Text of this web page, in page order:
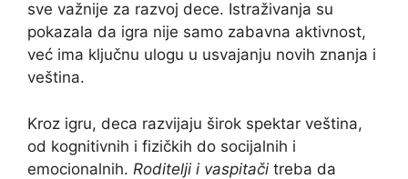
sve važnije za razvoj dece. Istraživanja su
pokazala da igra nije samo zabavna aktivnost,
već ima ključnu ulogu u usvajanju novih znanja i
veština.
Kroz igru, deca razvijaju širok spektar veština,
od kognitivnih i fizičkih do socijalnih i
emocionalnih. Roditelji i vaspitači treba da